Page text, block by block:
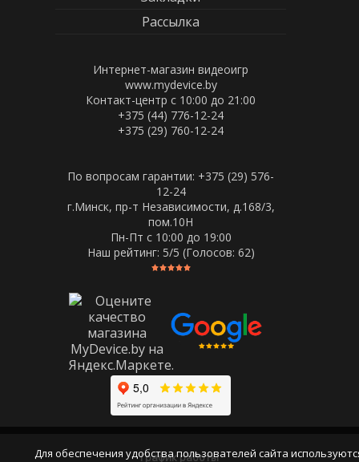
Рассылка
Интернет-магазин видеоигр
www.mydevice.by
Контакт-центр с 10:00 до 21:00
+375 (44) 776-12-24
+375 (29) 760-12-24
По вопросам гарантии: +375 (29) 576-
12-24
г.Минск, пр-т Независимости, д.168/3,
пом.10Н
Пн-Пт c 10:00 до 19:00
Наш рейтинг: 5/5 (Голосов: 62)
График работы
Для обеспечения удобства пользователей сайта